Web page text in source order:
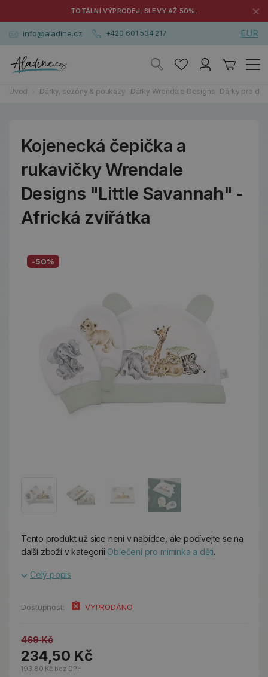
TOTÁLNÍ VÝPRODEJ. SLEVY AŽ 50%. ×
info@aladine.cz +420 601 534 217 EUR
Úvod Dárky, sezóny & poukazy Dárky Wrendale Designs Dárky pro
Kojenecká čepička a
rukavičky Wrendale
Designs "Little Savannah" -
Africká zvířátka
-50%
Tento produkt už sice není v nabídce, ale podívejte se na
další zboží v kategorii Oblečení pro miminka a děti.
Celý popis
Dostupnost: VYPRODÁNO
469 Kč
234,50 Kč
193,80 Kč bez DPH